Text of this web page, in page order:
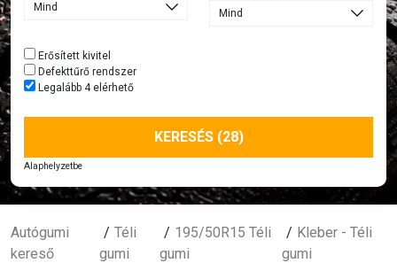
Erősített kivitel
Defekttűrő rendszer
Legalább 4 elérhető
KERESÉS (28)
Alaphelyzetbe
Autógumi
kereső
Téli
gumi
195/50R15 Téli
gumi
Kleber - Téli
gumi